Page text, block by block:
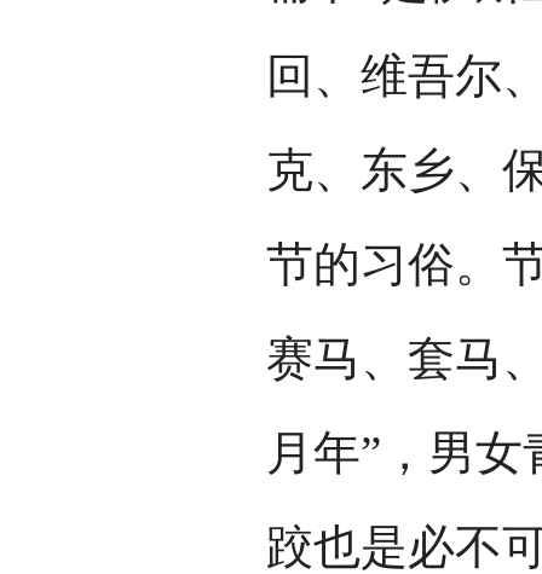
回、维吾尔
克、东乡、
节的习俗。
赛马、套马
月年”，男
跤也是必不